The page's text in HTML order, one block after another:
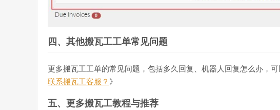
四、其他搬瓦工工单常见问题
更多搬瓦工工单的常见问题，包括多久回复、机器人回复怎么办，
联系搬瓦工客服？ 》
五、更多搬瓦工教程与推荐